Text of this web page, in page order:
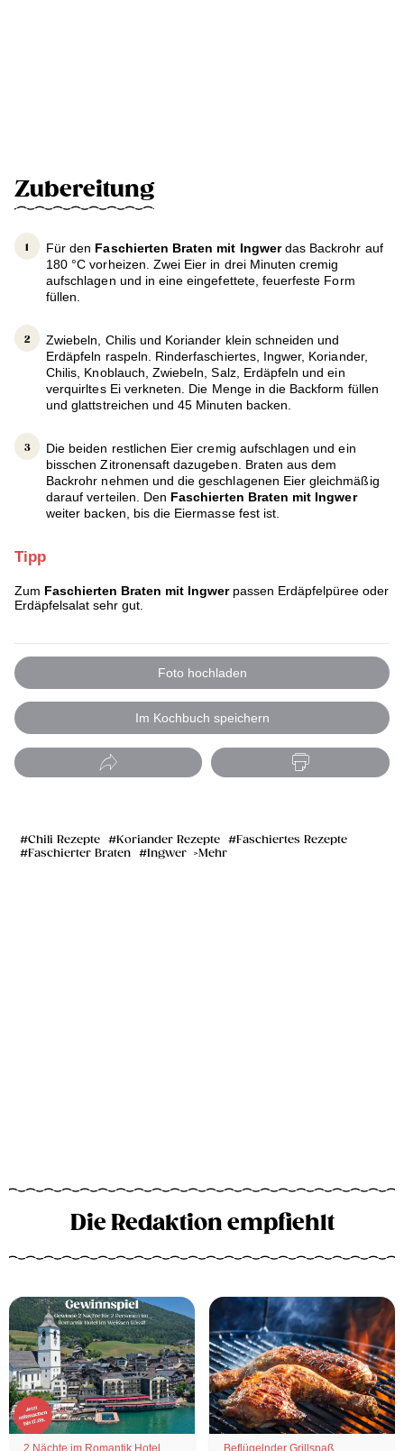
Zubereitung
Für den Faschierten Braten mit Ingwerdas Backrohr auf
180 °C vorheizen. Zwei Eier in drei Minuten cremig
aufschlagen und in eine eingefettete, feuerfeste Form
füllen.
Zwiebeln, Chilis und Koriander klein schneiden und
Erdäpfeln raspeln. Rinderfaschiertes, Ingwer, Koriander,
Chilis, Knoblauch, Zwiebeln, Salz, Erdäpfeln und ein
verquirltes Ei verkneten. Die Menge in die Backform füllen
und glattstreichen und 45 Minuten backen.
Die beiden restlichen Eier cremig aufschlagen und ein
bisschen Zitronensaft dazugeben. Braten aus dem
Backrohr nehmen und die geschlagenen Eier gleichmäßig
darauf verteilen. Den Faschierten Braten mit Ingwer
weiter backen, bis die Eiermasse fest ist.
Tipp
Zum Faschierten Braten mit Ingwerpassen Erdäpfelpüree oder
Erdäpfelsalat sehr gut.
Foto hochladen
Im Kochbuch speichern
Chili Rezepte Koriander Rezepte
Faschiertes Rezepte
Faschierter Braten
Ingwer Mehr
Die Redaktion empfiehlt